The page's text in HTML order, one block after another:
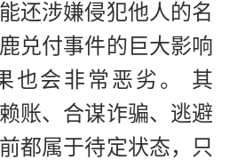
还涉嫌侵犯他人的名
兑付事件的巨大影响
也会非常恶劣。 其
账、合谋诈骗、逃避
都属于待定状态，只